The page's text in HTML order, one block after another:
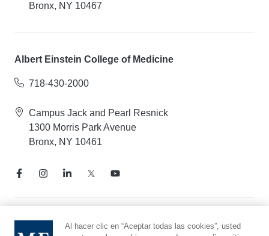
Bronx, NY 10467
Albert Einstein College of Medicine
718-430-2000
Campus Jack and Pearl Resnick
1300 Morris Park Avenue
Bronx, NY 10461
Aviso de prácticas de privacidad
Al hacer clic en “Aceptar todas las cookies”, usted